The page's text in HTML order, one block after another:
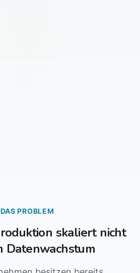
DAS PROBLEM
skaliert nicht
Datenwachstum